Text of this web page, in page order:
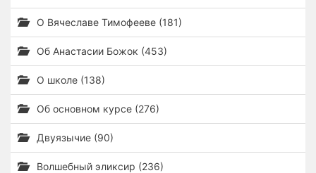
О Вячеславе Тимофееве (181)
Об Анастасии Божок (453)
О школе (138)
Об основном курсе (276)
Двуязычие (90)
Волшебный эликсир (236)